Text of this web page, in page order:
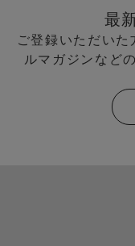
最
ご登録いただい
ルマガジンなど